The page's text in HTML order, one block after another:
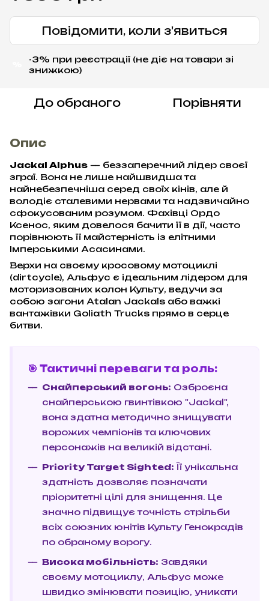
Повідомити, коли з'явиться
-3% при реєстрації (не діє на товари зі
знижкою)
До обраного Порівняти
Опис
Jackal Alphus — беззаперечний лідер своєї
зграї. Вона не лише найшвидша та
найнебезпечніша серед своїх кінів, але й
володіє сталевими нервами та надзвичайно
сфокусованим розумом. Фахівці Ордо
Ксенос, яким довелося бачити її в дії, часто
порівнюють її майстерність із елітними
Імперськими Асасинами.
Верхи на своєму кросовому мотоциклі
(dirtcycle), Альфус є ідеальним лідером для
моторизованих колон Культу, ведучи за
собою загони Atalan Jackals або важкі
вантажівки Goliath Trucks прямо в серце
битви.
🎯 Тактичні переваги та роль:
Снайперський вогонь: Озброєна
снайперською гвинтівкою "Jackal",
вона здатна методично знищувати
ворожих чемпіонів та ключових
персонажів на великій відстані.
Priority Target Sighted: Її унікальна
здатність дозволяє позначати
пріоритетні цілі для знищення. Це
значно підвищує точність стрільби
всіх союзних юнітів Культу Генокрадів
по обраному ворогу.
Висока мобільність: Завдяки
своєму мотоциклу, Альфус може
швидко змінювати позицію, уникати